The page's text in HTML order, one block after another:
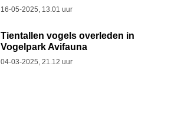
16-05-2025, 13.01 uur
Tientallen vogels overleden in
Vogelpark Avifauna
04-03-2025, 21.12 uur